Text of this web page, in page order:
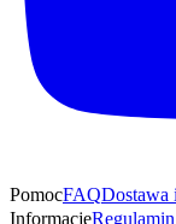
PomocFAQDostawa
Informacje